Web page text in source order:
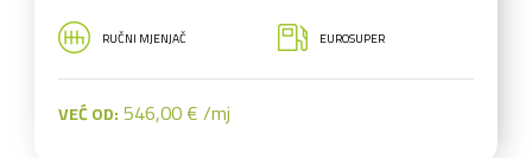
RUČNI MJENJAČ EUROSUPER
VEĆ OD: 546,00 € /mj